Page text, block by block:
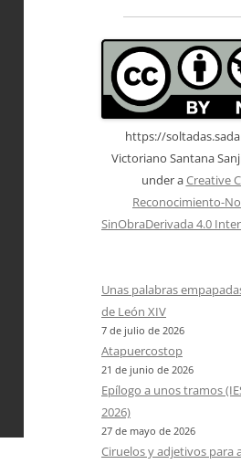
https://
Victoriano Santana
under aCreative
Reconocimiento-
SinObraDerivada 4.0
Unas palabras
de León XIV
7 de julio de 2026
Atapuercostop
21 de junio de 2026
Epílogo a unos tramos
2026)
27 de mayo de 2026
Ciruelos y adjetivos para